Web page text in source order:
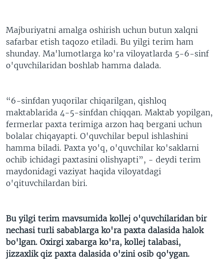
Majburiyatni amalga oshirish uchun butun xalqni
safarbar etish taqozo etiladi. Bu yilgi terim ham
shunday. Ma'lumotlarga ko'ra viloyatlarda 5-6-sinf
o'quvchilaridan boshlab hamma dalada.
“6-sinfdan yuqorilar chiqarilgan, qishloq
maktablarida 4-5-sinfdan chiqqan. Maktab yopilgan,
fermerlar paxta terimiga arzon haq bergani uchun
bolalar chiqayapti. O'quvchilar bepul ishlashini
hamma biladi. Paxta yo'q, o'quvchilar ko'saklarni
ochib ichidagi paxtasini olishyapti”, - deydi terim
maydonidagi vaziyat haqida viloyatdagi
o'qituvchilardan biri.
Bu yilgi terim mavsumida kollej o'quvchilaridan bir
nechasi turli sabablarga ko'ra paxta dalasida halok
bo'lgan. Oxirgi xabarga ko'ra, kollej talabasi,
jizzaxlik qiz paxta dalasida o'zini osib qo'ygan.